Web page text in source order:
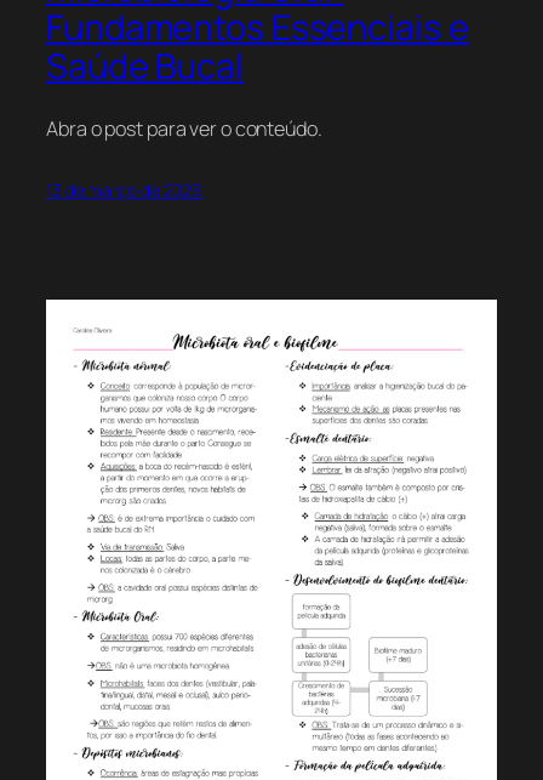
Fundamentos Essenciais e
Saúde Bucal
Abra o post para ver o conteúdo.
13 de março de 2026